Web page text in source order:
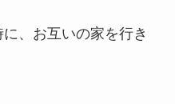
、お互いの家を行き